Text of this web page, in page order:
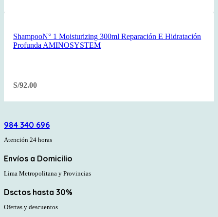
ShampooN° 1 Moisturizing 300ml Reparación E Hidratación
Profunda AMINOSYSTEM
S/92.00
984 340 696
Atención 24 horas
Envíos a Domicilio
Lima Metropolitana y Provincias
Dsctos hasta 30%
Ofertas y descuentos